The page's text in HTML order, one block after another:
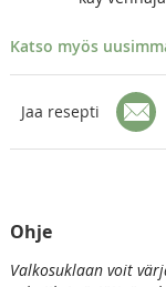
Katso myös
Jaa resepti
Ohje
Valkosuklaan voit